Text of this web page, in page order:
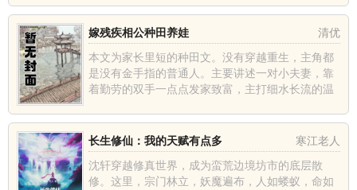
清优
嫁残疾相公种田养娃
本文为家长里短的种田文。没有穿越重生，主角都
是没有金手指的普通人。主要讲述一对小夫妻，靠
着勤劳的双手一点点发家致富，主打细水长流的温
壁村的瘸子陈家旺，果断与...
寒江老人
长生修仙：我的天赋有点多
沈轩穿越修真世界，成为蛮荒边境坊市的底层散
修。这里，宗门林立，妖魔遍布，人如蝼蚁，命如